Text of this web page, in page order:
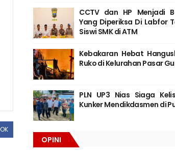
CCTV dan HP Menjadi
Yang Diperiksa Di Labfor
Siswi SMK di ATM
Kebakaran Hebat
Ruko di Kelurahan Pasar
PLN UP3 Nias Siaga
Kunker Mendikdasmen di
OPINI